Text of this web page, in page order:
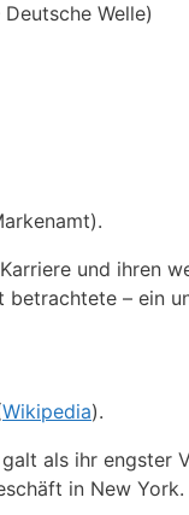
Welle)
und ihren
– ein
Wikipedia).
als ihr engster
in New York.